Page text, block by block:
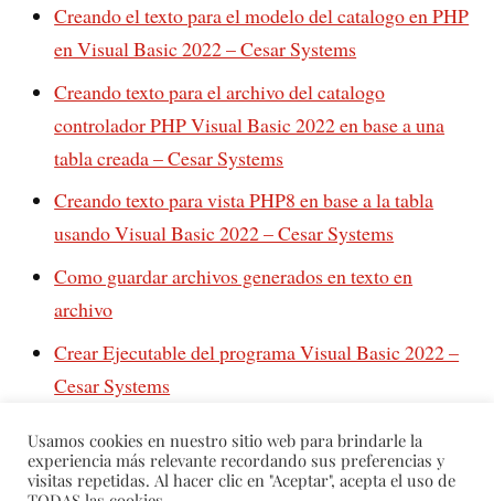
Creando el texto para el modelo del catalogo en PHP
en Visual Basic 2022 – Cesar Systems
Creando texto para el archivo del catalogo
controlador PHP Visual Basic 2022 en base a una
tabla creada – Cesar Systems
Creando texto para vista PHP8 en base a la tabla
usando Visual Basic 2022 – Cesar Systems
Como guardar archivos generados en texto en
archivo
Crear Ejecutable del programa Visual Basic 2022 –
Cesar Systems
Crear Ejecutable del programa Visual Basic 2022
Usamos cookies en nuestro sitio web para brindarle la
experiencia más relevante recordando sus preferencias y
visitas repetidas. Al hacer clic en "Aceptar", acepta el uso de